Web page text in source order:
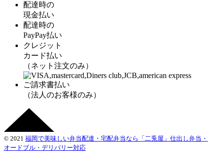
配達時の
現金払い
配達時の
PayPay払い
クレジット
カード払い
（ネット注文のみ）
ご請求書払い
（法人のお客様のみ）
© 2021 福岡で美味しい弁当配達・宅配弁当なら「二兎屋」仕出し弁当・
オードブル・デリバリー対応